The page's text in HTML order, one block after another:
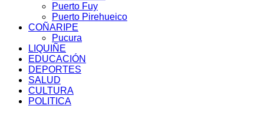
Puerto Fuy
Puerto Pirehueico
COÑARIPE
Pucura
LIQUIÑE
EDUCACIÓN
DEPORTES
SALUD
CULTURA
POLITICA